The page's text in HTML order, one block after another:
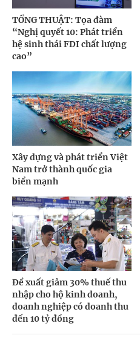
TỔNG THUẬT: Tọa đàm
“Nghị quyết 10: Phát triển
hệ sinh thái FDI chất lượng
cao”
Xây dựng và phát triển Việt
Nam trở thành quốc gia
biển mạnh
Đề xuất giảm 30% thuế thu
nhập cho hộ kinh doanh,
doanh nghiệp có doanh thu
đến 10 tỷ đồng